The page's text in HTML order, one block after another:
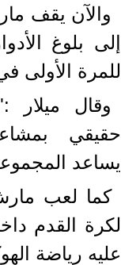
والآن يقف
إلى بلوغ
للمرة الأولى
وقال
حقيقي
يساعد
كما لعب
لكرة القدم
عليه رياضة